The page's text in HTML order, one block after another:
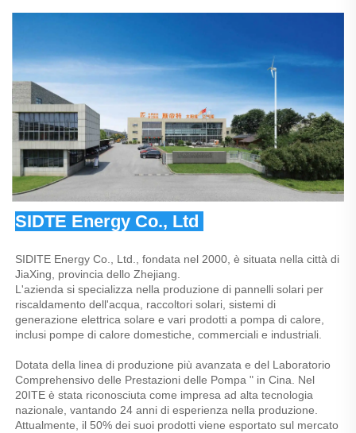
SIDTE Energy Co., Ltd
SIDITE Energy Co., Ltd., fondata nel 2000, è situata nella città di
JiaXing, provincia dello Zhejiang.
L'azienda si specializza nella produzione di pannelli solari per
riscaldamento dell'acqua, raccoltori solari, sistemi di
generazione elettrica solare e vari prodotti a pompa di calore,
inclusi pompe di calore domestiche, commerciali e industriali.
Dotata della linea di produzione più avanzata e del Laboratorio
Comprehensivo delle Prestazioni delle Pompa " in Cina. Nel
20ITE è stata riconosciuta come impresa ad alta tecnologia
nazionale, vantando 24 anni di esperienza nella produzione.
Attualmente, il 50% dei suoi prodotti viene esportato sul mercato